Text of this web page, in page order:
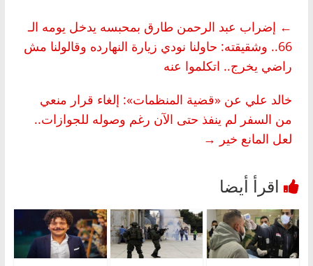
← إضراب عبد الرحمن طارق بمحبسه يدخل يومه الـ
66.. وشقيقته: حاولنا نودي زيارة النهارده وقالولنا مش
راضي يخرج.. اتكلموا عنه
خالد علي عن «قضية المنظمات»: إلغاء قرار منعي
من السفر لم ينفذ حتى الآن رغم وصوله للجوازات..
لعل المانع خير →